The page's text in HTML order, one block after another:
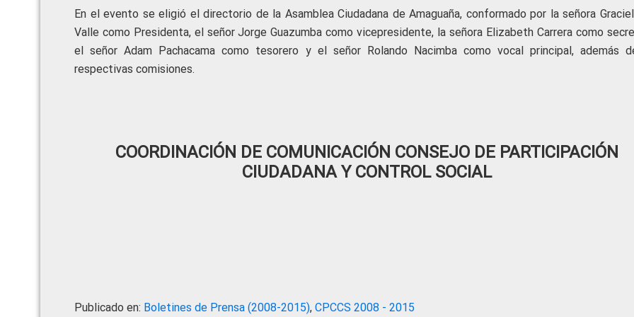
En el evento se eligió el directorio de la Asamblea Ciudadana de Amaguaña, conformado por la señora
Valle como Presidenta, el señor Jorge Guazumba como vicepresidente, la señora Elizabeth Carrera como
el señor Adam Pachacama como tesorero y el señor Rolando Nacimba como vocal principal, además
respectivas comisiones.
COORDINACIÓN DE COMUNICACIÓN CONSEJO DE PARTICIPACIÓN
CIUDADANA Y CONTROL SOCIAL
Publicado en: Boletines de Prensa (2008-2015), CPCCS 2008 - 2015